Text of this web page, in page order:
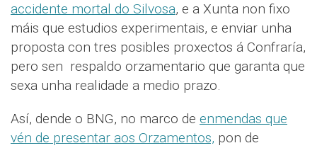
accidente mortal do Silvosa, e a Xunta non fixo
máis que estudios experimentais, e enviar unha
proposta con tres posibles proxectos á Confraría,
pero sen respaldo orzamentario que garanta que
sexa unha realidade a medio prazo.
Así, dende o BNG, no marco de enmendas que
vén de presentar aos Orzamentos, pon de